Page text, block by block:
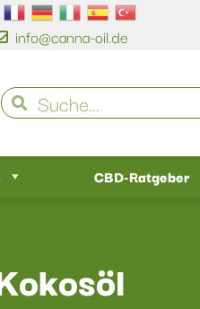
info@canna-oil.de
CBD-Ratgeber